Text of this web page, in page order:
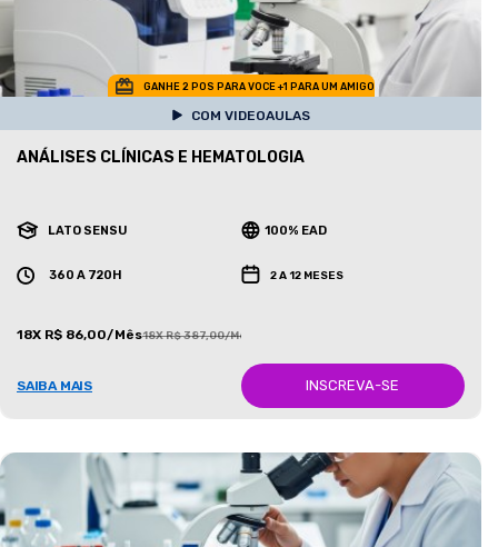
GANHE 2 POS PARA VOCE +1 PARA UM AMIGO
COM VIDEOAULAS
ANÁLISES CLÍNICAS E HEMATOLOGIA
LATO SENSU 100% EAD
360 A 720H 2 A 12 MESES
18X R$ 86,00/Mês18X R$ 387,00/Mês
SAIBA MAIS INSCREVA-SE